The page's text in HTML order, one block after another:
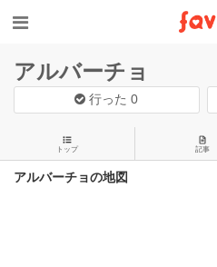
アルバーチョ
行った0
トップ 記事
アルバーチョの地図